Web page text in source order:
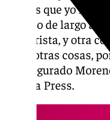
cosa es que yo
político de largo
y centrista, y otra
entre otras cosas,
ha asegurado
Europa Press.